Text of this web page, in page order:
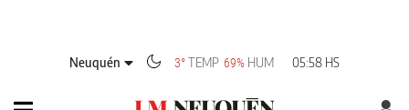
Neuquén 3°TEMP 69% HUM 05:58 HS